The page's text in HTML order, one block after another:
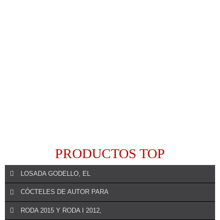
PRODUCTOS TOP
LOSADA GODELLO, EL
CÓCTELES DE AUTOR PARA
RODA 2015 Y RODA I 2012,